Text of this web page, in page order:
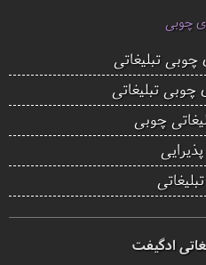
چوبی
تبلیغاتی
تبلیغاتی
چوبی
ادگیفت